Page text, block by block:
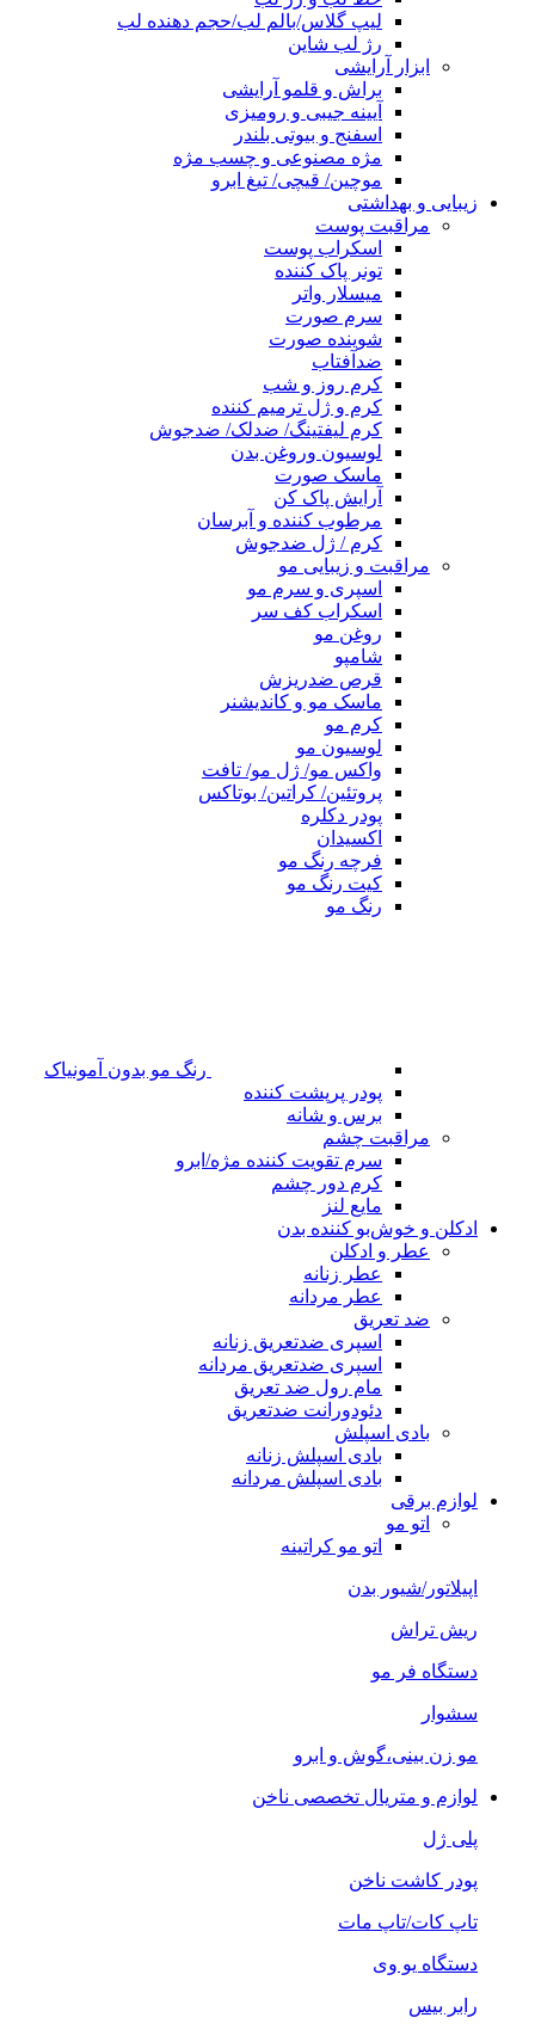
لیپ گلاس/بالم لب/حجم دهنده لب
رژ لب شاین
ابزار آرایشی
براش و قلمو آرایشی
آیینه جیبی و رومیزی
اسفنج و بیوتی بلندر
مژه مصنوعی و چسب مژه
موچین/ قیچی/ تیغ ابرو
زیبایی و بهداشتی
مراقبت پوست
اسکراب پوست
تونر پاک کننده
میسلار واتر
سرم صورت
شوینده صورت
ضدآفتاب
کرم روز و شب
کرم و ژل ترمیم کننده
کرم لیفتینگ/ ضدلک/ ضدجوش
لوسیون وروغن بدن
ماسک صورت
آرایش پاک کن
مرطوب کننده و آبرسان
کرم / ژل ضدجوش
مراقبت و زیبایی مو
اسپری و سرم مو
اسکراب کف سر
روغن مو
شامپو
قرص ضدریزش
ماسک مو و کاندیشنر
کرم مو
لوسیون مو
واکس مو/ ژل مو/ تافت
پروتئین/ کراتین/ بوتاکس
پودر دکلره
اکسیدان
فرچه رنگ مو
کیت رنگ مو
رنگ مو
رنگ مو بدون آمونیاک
پودر پرپشت کننده
برس و شانه
مراقبت چشم
سرم تقویت کننده مژه/ابرو
کرم دور چشم
مایع لنز
ادکلن و خوش‌بو کننده بدن
عطر و ادکلن
عطر زنانه
عطر مردانه
ضد تعریق
اسپری ضدتعریق زنانه
اسپری ضدتعریق مردانه
مام رول ضد تعریق
دئودورانت ضدتعریق
بادی اسپلش
بادی اسپلش زنانه
بادی اسپلش مردانه
لوازم برقی
اتو مو
اتو مو کراتینه
اپیلاتور/شیور بدن
ریش تراش
دستگاه فر مو
سشوار
مو زن بینی،گوش و ابرو
لوازم و متریال تخصصی ناخن
پلی ژل
پودر کاشت ناخن
تاپ کات/تاپ مات
دستگاه یو وی
رابر بیس